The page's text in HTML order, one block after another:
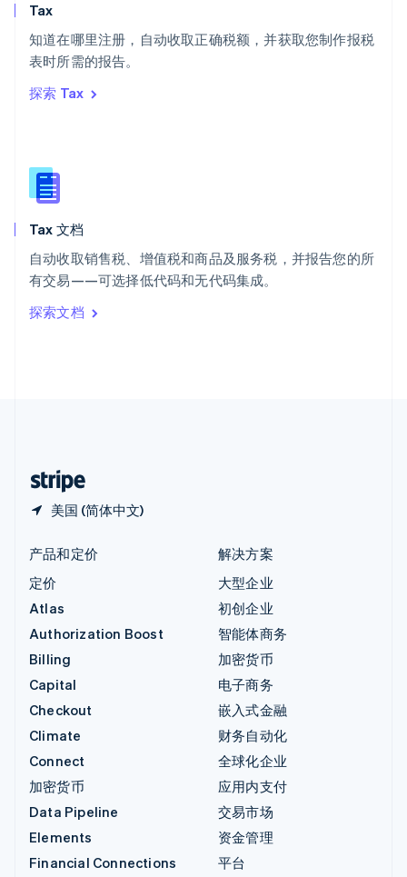
Tax
知道在哪里注册，自动收取正确税额，并获取您制作报税
表时所需的报告。
探索 Tax
Tax 文档
自动收取销售税、增值税和商品及服务税，并报告您的所
有交易——可选择低代码和无代码集成。
探索文档
美国 (简体中文)
泰国
ไทยEnglish
English
English
新西兰
匈牙利
意大利
ItalianoEnglish
印度
English
产品和定价
定价
Atlas
Authorization Boost
Billing
Capital
Checkout
Climate
Connect
加密货币
Data Pipeline
Elements
Financial Connections
解决方案
大型企业
初创企业
智能体商务
加密货币
电子商务
嵌入式金融
财务自动化
全球化企业
应用内支付
交易市场
资金管理
平台